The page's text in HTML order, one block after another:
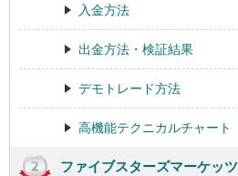
入金方法
出金方法・検証結果
デモトレード方法
高機能テクニカルチャート
ファイブスターズマーケッツ